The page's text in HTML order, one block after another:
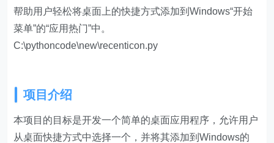
帮助用户轻松将桌面上的快捷方式添加到Windows“开始
菜单”的“应用热门”中。
C:\pythoncode\new\recenticon.py
项目介绍
本项目的目标是开发一个简单的桌面应用程序，允许用户
从桌面快捷方式中选择一个，并将其添加到Windows的